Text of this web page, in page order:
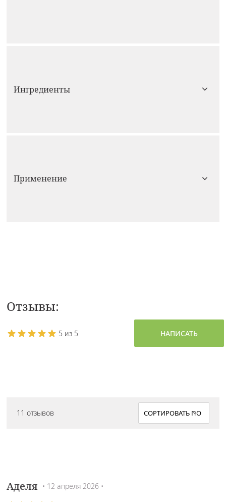
Ингредиенты
Применение
Отзывы:
5 из 5 НАПИСАТЬ
11 отзывов
Аделя • 12 апреля 2026 •